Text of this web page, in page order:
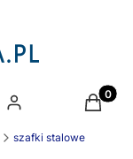
szafki stalowe